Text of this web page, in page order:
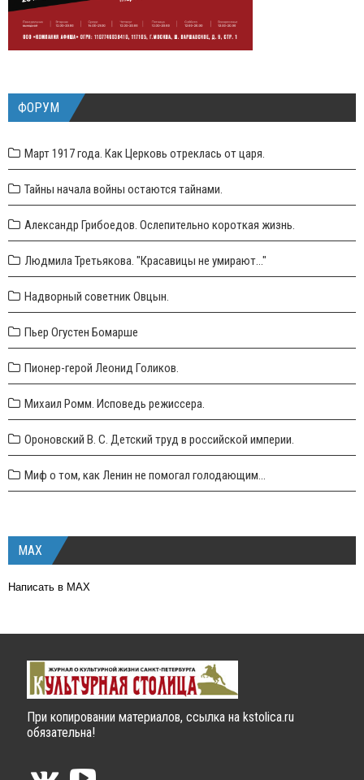
ФОРУМ
Март 1917 года. Как Церковь отреклась от царя.
Тайны начала войны остаются тайнами.
Александр Грибоедов. Ослепительно короткая жизнь.
Людмила Третьякова. "Красавицы не умирают..."
Надворный советник Овцын.
Пьер Огустен Бомарше
Пионер-герой Леонид Голиков.
Михаил Ромм. Исповедь режиссера.
Ороновский В. С. Детский труд в российской империи.
Миф о том, как Ленин не помогал голодающим...
MAX
Написать в MAX
При копировании материалов, ссылка на kstolica.ru
обязательна!